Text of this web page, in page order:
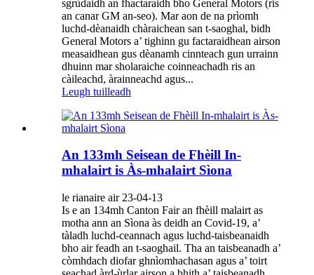
sgrùdaidh an fhactaraidh bho General Motors (ris
an canar GM an-seo). Mar aon de na prìomh
luchd-dèanaidh chàraichean san t-saoghal, bidh
General Motors a’ tighinn gu factaraidhean airson
measaidhean gus dèanamh cinnteach gun urrainn
dhuinn mar sholaraiche coinneachadh ris an
càileachd, àrainneachd agus...
Leugh tuilleadh
An 133mh Seisean de Fhèill In-
mhalairt is Às-mhalairt Sìona
le rianaire air 23-04-13
Is e an 134mh Canton Fair an fhèill malairt as
motha ann an Sìona às deidh an Covid-19, a’
tàladh luchd-ceannach agus luchd-taisbeanaidh
bho air feadh an t-saoghail. Tha an taisbeanadh a’
còmhdach diofar ghnìomhachasan agus a’ toirt